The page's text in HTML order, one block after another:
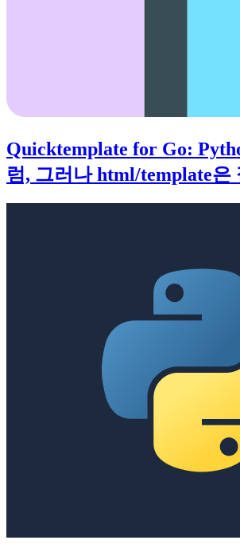
Quicktemplate for Go:
럼, 그러나 html/template은